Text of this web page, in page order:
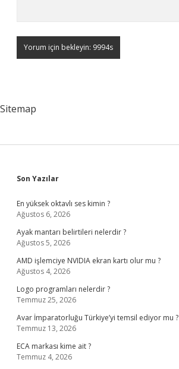
Sitemap
Sidebar
Son Yazılar
En yüksek oktavlı ses kimin ?
Ağustos 6, 2026
Ayak mantarı belirtileri nelerdir ?
Ağustos 5, 2026
AMD işlemciye NVIDIA ekran kartı olur mu ?
Ağustos 4, 2026
Logo programları nelerdir ?
Temmuz 25, 2026
Avar İmparatorluğu Türkiye’yi temsil ediyor mu ?
Temmuz 13, 2026
ECA markası kime ait ?
Temmuz 4, 2026